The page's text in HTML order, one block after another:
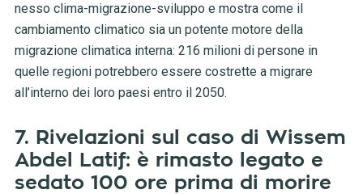
nesso clima-migrazione-sviluppo e mostra come il
cambiamento climatico sia un potente motore della
migrazione climatica interna: 216 milioni di persone in
quelle regioni potrebbero essere costrette a migrare
all’interno dei loro paesi entro il 2050.
7. Rivelazioni sul caso di Wissem
Abdel Latif: è rimasto legato e
sedato 100 ore prima di morire